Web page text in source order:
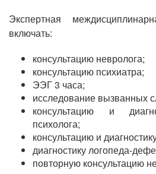
Экспертная
включать:
консультацию невролога;
консультацию психиатра;
ЭЭГ 3 часа;
исследование вызванных
консультацию и
психолога;
консультацию и
диагностику логопеда-
повторную консультацию